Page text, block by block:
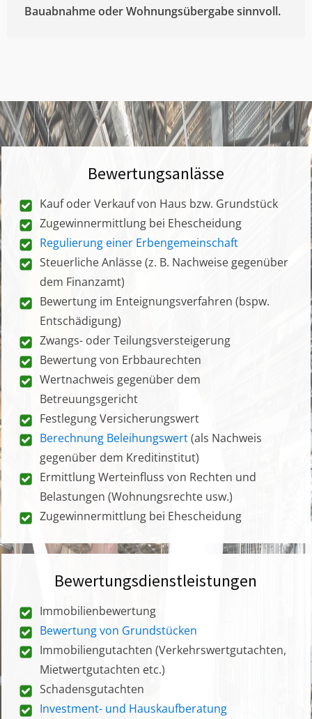
Bauabnahme oder Wohnungsübergabe sinnvoll.
Bewertungsanlässe
Kauf oder Verkauf von Haus bzw. Grundstück
Zugewinnermittlung bei Ehescheidung
Regulierung einer Erbengemeinschaft
Steuerliche Anlässe (z. B. Nachweise gegenüber
dem Finanzamt)
Bewertung im Enteignungsverfahren (bspw.
Entschädigung)
Zwangs- oder Teilungsversteigerung
Bewertung von Erbbaurechten
Wertnachweis gegenüber dem
Betreuungsgericht
Festlegung Versicherungswert
Berechnung Beleihungswert(als Nachweis
gegenüber dem Kreditinstitut)
Ermittlung Werteinfluss von Rechten und
Belastungen (Wohnungsrechte usw.)
Zugewinnermittlung bei Ehescheidung
Bewertungsdienstleistungen
Immobilienbewertung
Bewertung von Grundstücken
Immobiliengutachten (Verkehrswertgutachten,
Mietwertgutachten etc.)
Schadensgutachten
Investment- und Hauskaufberatung